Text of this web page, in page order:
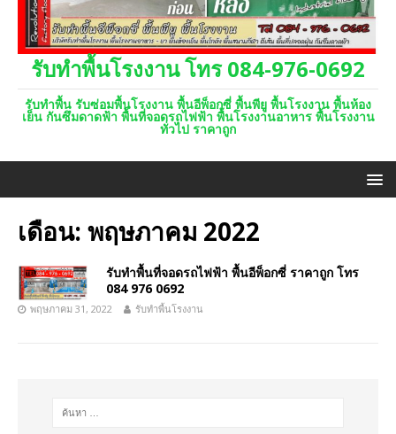
รับทำพื้นโรงงาน โทร 084-976-0692
รับทำพื้น รับซ่อมพื้นโรงงาน พื้นอีพ็อกซี่ พื้นพียู พื้นโรงงาน พื้นห้อง
เย็น กันซึมดาดฟ้า พื้นที่จอดรถไฟฟ้า พื้นโรงงานอาหาร พื้นโรงงาน
ทั่วไป ราคาถูก
เดือน: พฤษภาคม 2022
รับทำพื้นที่จอดรถไฟฟ้า พื้นอีพ็อกซี่ ราคาถูก โทร
084 976 0692
พฤษภาคม 31, 2022 รับทำพื้นโรงงาน